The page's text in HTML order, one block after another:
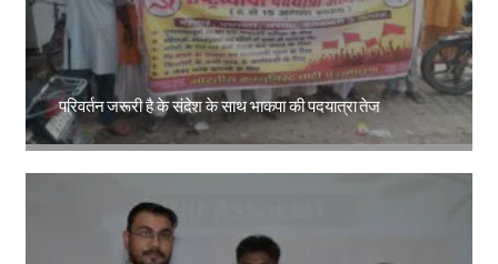
परिवर्तन जरूरी है के संदेश के साथ भाकपा की पदयात्रा तेज
Amit Lekh